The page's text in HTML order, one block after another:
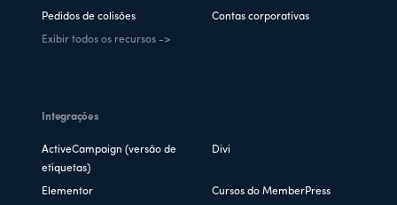
Pedidos de colisões Contas corporativas
Exibir todos os recursos ->
Integrações
ActiveCampaign (versão de
etiquetas)
Divi
Elementor Cursos do MemberPress